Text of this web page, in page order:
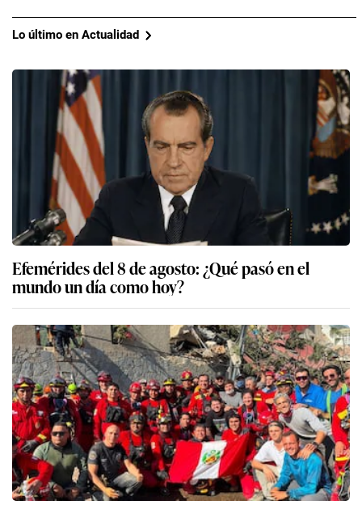
Lo último en Actualidad
Efemérides del 8 de agosto: ¿Qué pasó en el
mundo un día como hoy?